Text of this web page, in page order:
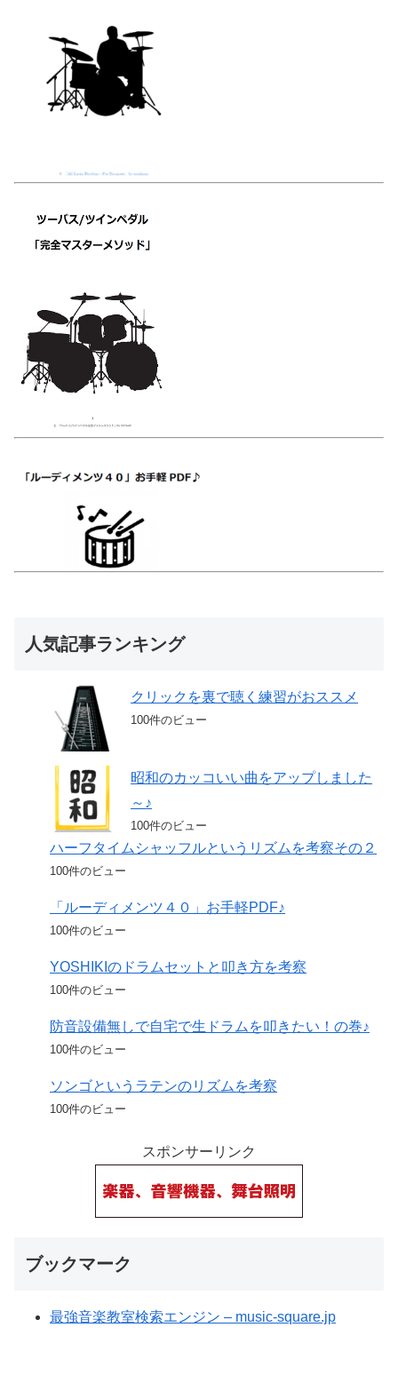
人気記事ランキング
クリックを裏で聴く練習がおススメ
100件のビュー
昭和のカッコいい曲をアップしました
～♪
100件のビュー
ハーフタイムシャッフルというリズムを考察その２
100件のビュー
「ルーディメンツ４０」お手軽PDF♪
100件のビュー
YOSHIKIのドラムセットと叩き方を考察
100件のビュー
防音設備無しで自宅で生ドラムを叩きたい！の巻♪
100件のビュー
ソンゴというラテンのリズムを考察
100件のビュー
スポンサーリンク
ブックマーク
最強音楽教室検索エンジン – music-square.jp